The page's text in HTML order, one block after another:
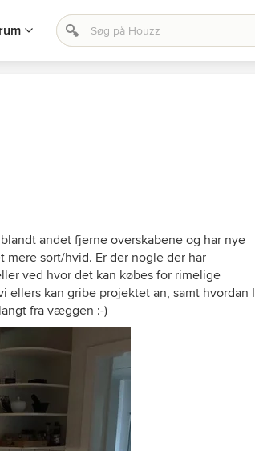
andet fjerne overskabene og har nye
sort/hvid. Er der nogle der har
ved hvor det kan købes for rimelige
ellers kan gribe projektet an, samt hvordan I
fra væggen :-)